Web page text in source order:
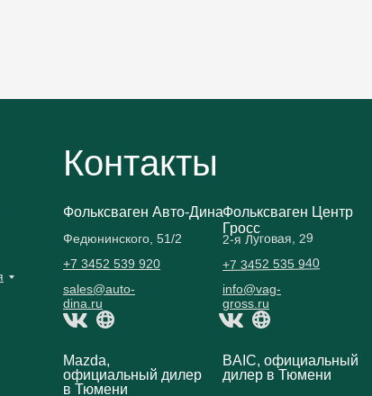
Контакты
Фольксваген Авто-Дина
Федюнинского, 51/2
+7 3452 539 920
sales@auto-
dina.ru
Фольксваген Центр
Гросс
2-я Луговая, 29
+7 3452 535 940
info@vag-
gross.ru
Mazda,
официальный дилер
в Тюмени
BAIC, официальный
дилер в Тюмени